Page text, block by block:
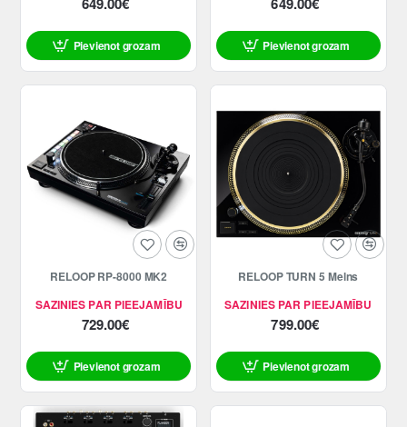
Pievienot grozam Pievienot grozam
SAZINIES PAR PIEEJAMĪBU
RELOOP RP-8000 MK2
729.00€
Pievienot grozam
SAZINIES PAR PIEEJAMĪBU
RELOOP TURN 5 Melns
799.00€
Pievienot grozam